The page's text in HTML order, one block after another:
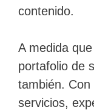
contenido.
A medida
portafolio de
también.
servicios,